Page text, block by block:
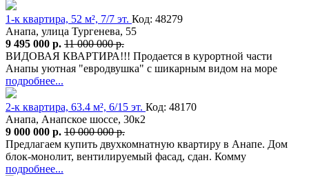
1-к квартира, 52 м², 7/7 эт. Код: 48279
Анапа, улица Тургенева, 55
9 495 000 р. 11 000 000 р.
ВИДОВАЯ КВАРТИРА!!! Продается в курортной части
Анапы уютная "евродвушка" с шикарным видом на море
подробнее...
2-к квартира, 63.4 м², 6/15 эт. Код: 48170
Анапа, Анапское шоссе, 30к2
9 000 000 р. 10 000 000 р.
Предлагаем купить двухкомнатную квартиру в Анапе. Дом
блок-монолит, вентилируемый фасад, сдан. Комму
подробнее...